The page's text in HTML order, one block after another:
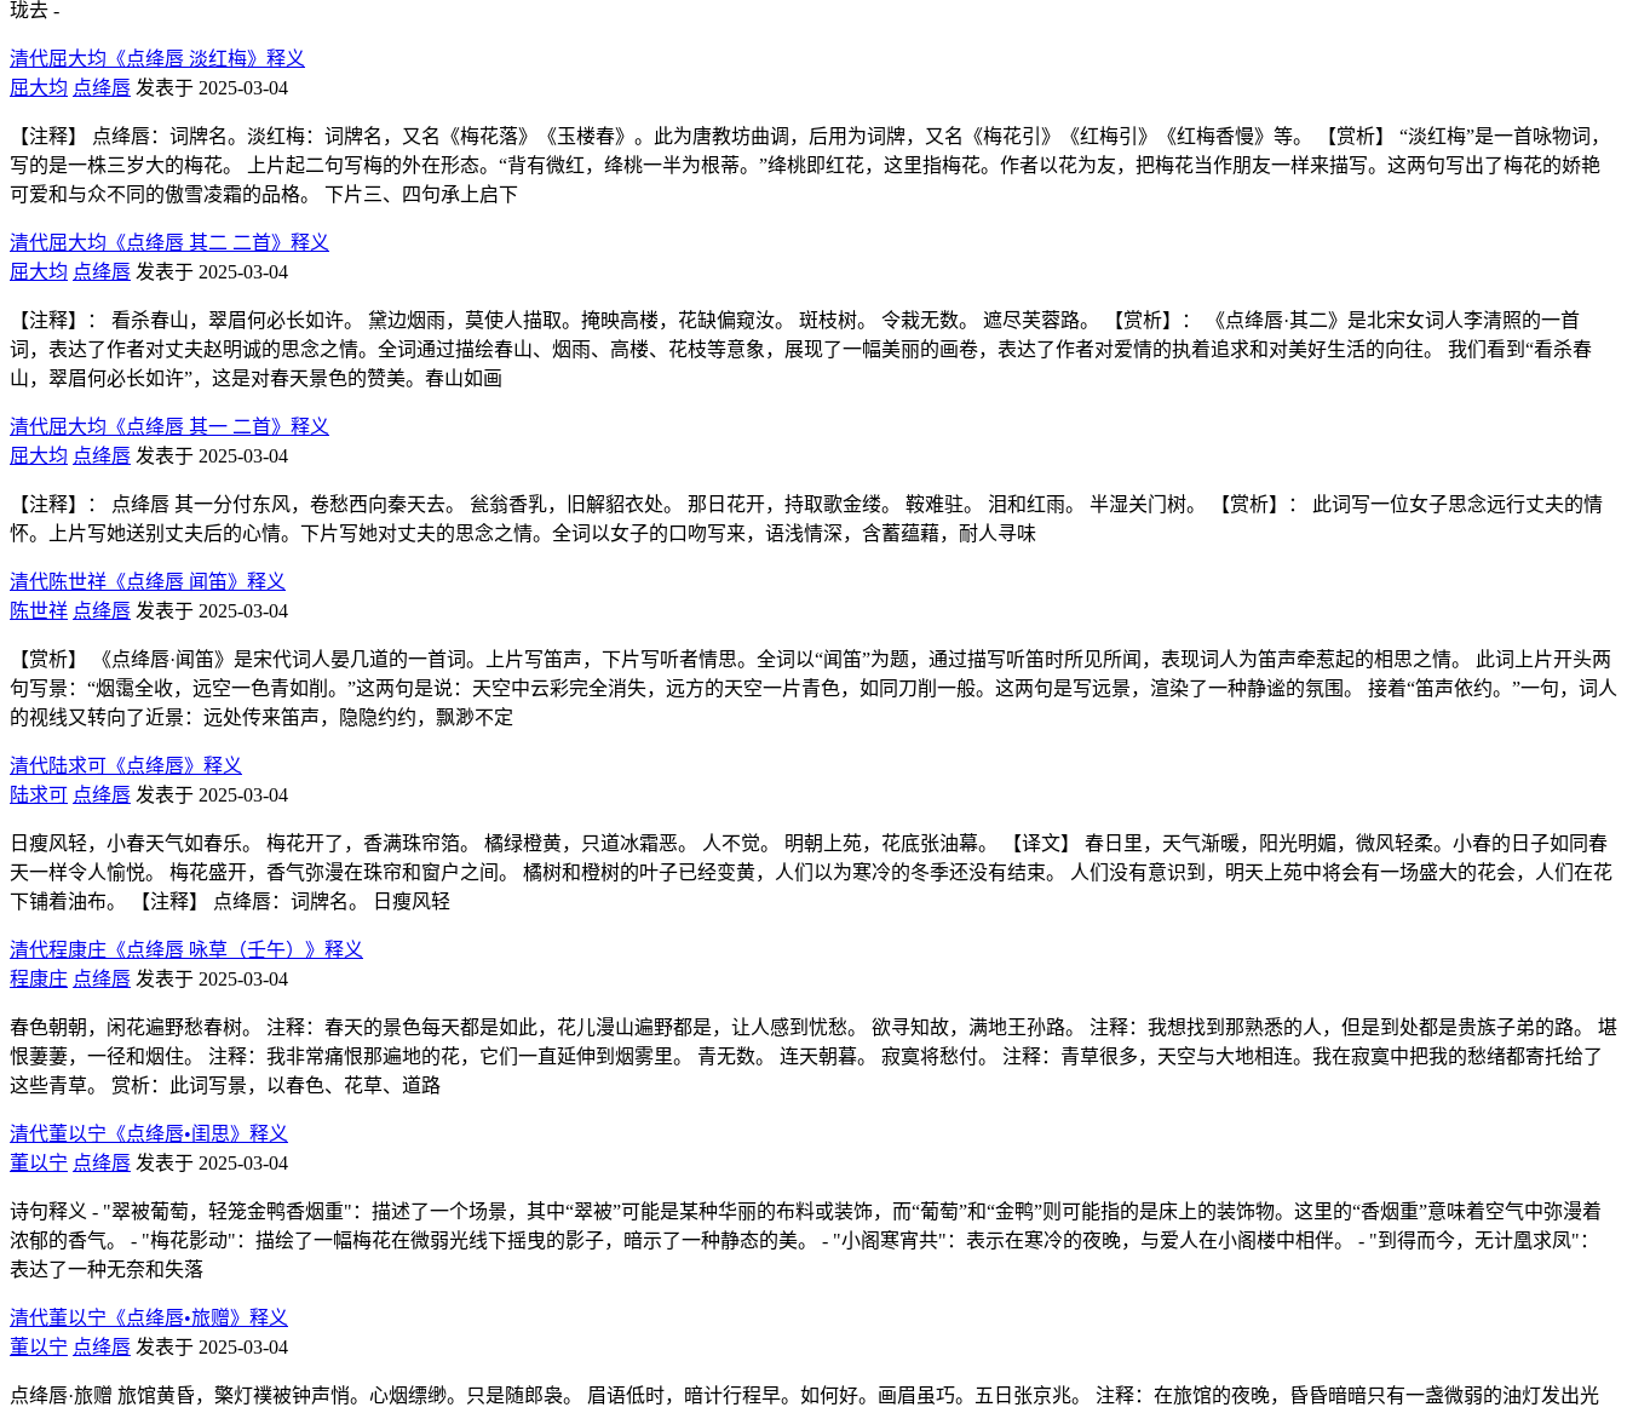
珑去 -
清代屈大均《点绛唇 淡红梅》释义
屈大均 点绛唇 发表于 2025-03-04
【注释】 点绛唇：词牌名。淡红梅：词牌名，又名《梅花落》《玉楼春》。此为唐教坊曲调，后用为词牌，又名《梅花引》《红梅引》《红梅香慢》等。 【赏析】 “淡红梅”是一首咏物词，
写的是一株三岁大的梅花。 上片起二句写梅的外在形态。“背有微红，绛桃一半为根蒂。”绛桃即红花，这里指梅花。作者以花为友，把梅花当作朋友一样来描写。这两句写出了梅花的娇艳
可爱和与众不同的傲雪凌霜的品格。 下片三、四句承上启下
清代屈大均《点绛唇 其二 二首》释义
屈大均 点绛唇 发表于 2025-03-04
【注释】： 看杀春山，翠眉何必长如许。 黛边烟雨，莫使人描取。掩映高楼，花缺偏窥汝。 斑枝树。 令栽无数。 遮尽芙蓉路。 【赏析】： 《点绛唇·其二》是北宋女词人李清照的一首
词，表达了作者对丈夫赵明诚的思念之情。全词通过描绘春山、烟雨、高楼、花枝等意象，展现了一幅美丽的画卷，表达了作者对爱情的执着追求和对美好生活的向往。 我们看到“看杀春
山，翠眉何必长如许”，这是对春天景色的赞美。春山如画
清代屈大均《点绛唇 其一 二首》释义
屈大均 点绛唇 发表于 2025-03-04
【注释】： 点绛唇 其一分付东风，卷愁西向秦天去。 瓮翁香乳，旧解貂衣处。 那日花开，持取歌金缕。 鞍难驻。 泪和红雨。 半湿关门树。 【赏析】： 此词写一位女子思念远行丈夫的情
怀。上片写她送别丈夫后的心情。下片写她对丈夫的思念之情。全词以女子的口吻写来，语浅情深，含蓄蕴藉，耐人寻味
清代陈世祥《点绛唇 闻笛》释义
陈世祥 点绛唇 发表于 2025-03-04
【赏析】 《点绛唇·闻笛》是宋代词人晏几道的一首词。上片写笛声，下片写听者情思。全词以“闻笛”为题，通过描写听笛时所见所闻，表现词人为笛声牵惹起的相思之情。 此词上片开头两
句写景：“烟霭全收，远空一色青如削。”这两句是说：天空中云彩完全消失，远方的天空一片青色，如同刀削一般。这两句是写远景，渲染了一种静谧的氛围。 接着“笛声依约。”一句，词人
的视线又转向了近景：远处传来笛声，隐隐约约，飘渺不定
清代陆求可《点绛唇》释义
陆求可 点绛唇 发表于 2025-03-04
日瘦风轻，小春天气如春乐。 梅花开了，香满珠帘箔。 橘绿橙黄，只道冰霜恶。 人不觉。 明朝上苑，花底张油幕。 【译文】 春日里，天气渐暖，阳光明媚，微风轻柔。小春的日子如同春
天一样令人愉悦。 梅花盛开，香气弥漫在珠帘和窗户之间。 橘树和橙树的叶子已经变黄，人们以为寒冷的冬季还没有结束。 人们没有意识到，明天上苑中将会有一场盛大的花会，人们在花
下铺着油布。 【注释】 点绛唇：词牌名。 日瘦风轻
清代程康庄《点绛唇 咏草（壬午）》释义
程康庄 点绛唇 发表于 2025-03-04
春色朝朝，闲花遍野愁春树。 注释：春天的景色每天都是如此，花儿漫山遍野都是，让人感到忧愁。 欲寻知故，满地王孙路。 注释：我想找到那熟悉的人，但是到处都是贵族子弟的路。 堪
恨萋萋，一径和烟住。 注释：我非常痛恨那遍地的花，它们一直延伸到烟雾里。 青无数。 连天朝暮。 寂寞将愁付。 注释：青草很多，天空与大地相连。我在寂寞中把我的愁绪都寄托给了
这些青草。 赏析：此词写景，以春色、花草、道路
清代董以宁《点绛唇•闺思》释义
董以宁 点绛唇 发表于 2025-03-04
诗句释义 - "翠被葡萄，轻笼金鸭香烟重"：描述了一个场景，其中“翠被”可能是某种华丽的布料或装饰，而“葡萄”和“金鸭”则可能指的是床上的装饰物。这里的“香烟重”意味着空气中弥漫着
浓郁的香气。 - "梅花影动"：描绘了一幅梅花在微弱光线下摇曳的影子，暗示了一种静态的美。 - "小阁寒宵共"：表示在寒冷的夜晚，与爱人在小阁楼中相伴。 - "到得而今，无计凰求凤"：
表达了一种无奈和失落
清代董以宁《点绛唇•旅赠》释义
董以宁 点绛唇 发表于 2025-03-04
点绛唇·旅赠 旅馆黄昏，檠灯襆被钟声悄。心烟缥缈。只是随郎袅。 眉语低时，暗计行程早。如何好。画眉虽巧。五日张京兆。 注释：在旅馆的夜晚，昏昏暗暗只有一盏微弱的油灯发出光